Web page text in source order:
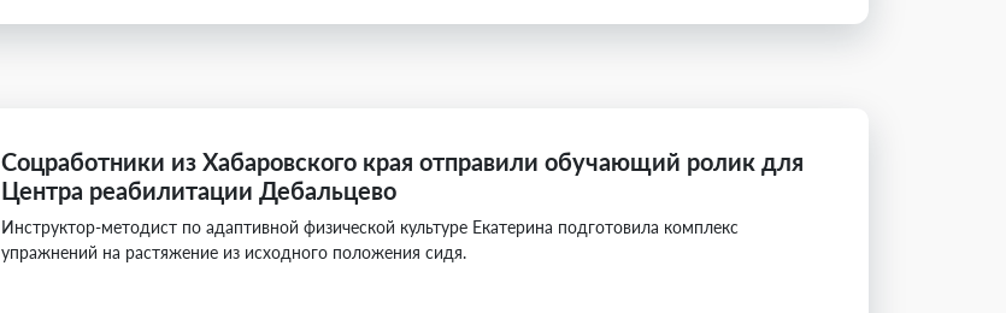
Соцработники из Хабаровского края отправили обучающий ролик для
Центра реабилитации Дебальцево
Инструктор-методист по адаптивной физической культуре Екатерина подготовила комплекс
упражнений на растяжение из исходного положения сидя.